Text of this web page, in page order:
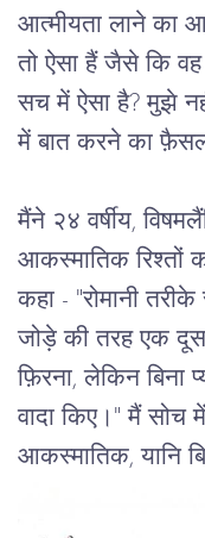
आत्मीयता लाने का
तो ऐसा हैं जैसे कि
सच में ऐसा है? मुझे
में बात करने का
मैंने २४ वर्षीय,
आकस्मातिक रिश्तों
कहा - "रोमानी
जोड़े की तरह एक
फ़िरना, लेकिन बिना
वादा किए।" मैं सोच
आकस्मातिक, यानि